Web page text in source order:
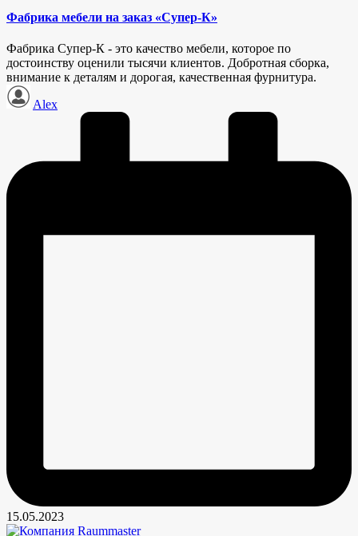
Фабрика мебели на заказ «Супер-К»
Фабрика Супер-К - это качество мебели, которое по
достоинству оценили тысячи клиентов. Добротная сборка,
внимание к деталям и дорогая, качественная фурнитура.
Запись
от
Alex
15.05.2023